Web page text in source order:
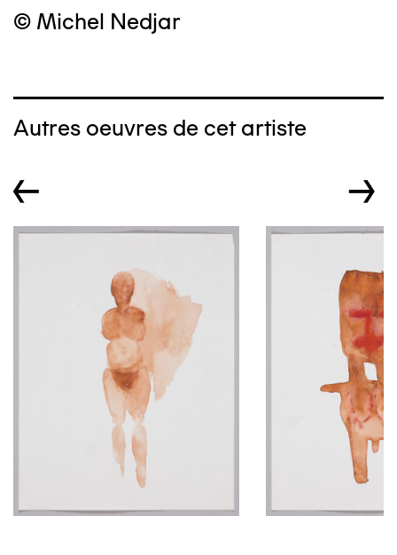
© Michel Nedjar
Autres oeuvres de cet artiste
← →